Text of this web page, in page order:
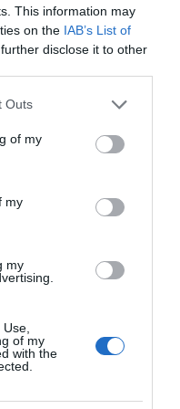
This information may
on the IAB’s List of
disclose it to other
Outs
of my
my
my
of my
with the
al niño, de 11 años
en la
al hospital
el
del SAMU, al